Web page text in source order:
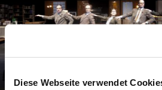
Diese Webseite verwendet